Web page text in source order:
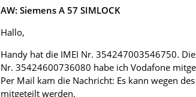
AW: Siemens A 57 SIMLOCK
Hallo,
Handy hat die IMEI Nr. 354247003546750.
Nr. 35424600736080 habe ich Vodafone
Per Mail kam die Nachricht: Es kann wegen
mitgeteilt werden.